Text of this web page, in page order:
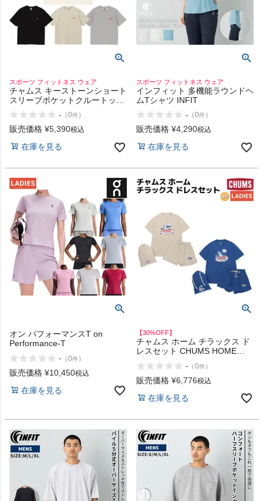
スポーツ フィットネス ウェア
チャムス キーストーンショート
スリーブポケットクルートップ
CHUMS Keystone Pocket Crew
Top
- （0件）
販売価格 ¥5,390税込
在庫を見る
スポーツ フィットネス ウェア
インフィット 多機能ラウンドヘ
ムTシャツ INFIT
- （0件）
販売価格 ¥4,290税込
在庫を見る
オン パフォーマンスT on
Performance-T
- （0件）
販売価格 ¥10,450税込
在庫を見る
【30%OFF】
チャムス ホーム チラックス ド
レスセット CHUMS HOME
Chillax Dress Set アウトレット
セール
- （0件）
販売価格 ¥6,776税込
在庫を見る